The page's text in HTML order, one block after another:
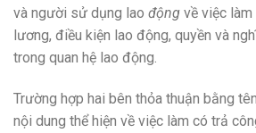
và người sử dụng lao động về việc
lương, điều kiện lao động, quyền và
trong quan hệ lao động.
Trường hợp hai bên thỏa thuận bằng
nội dung thể hiện về việc làm có trả